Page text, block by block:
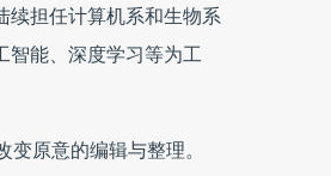
续担任计算机系和生物系
智能、深度学习等为工
原意的编辑与整理。